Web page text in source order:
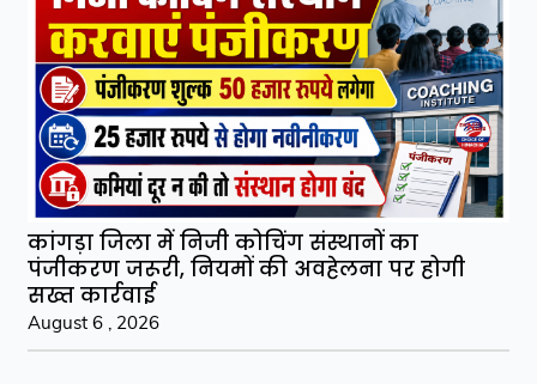
कांगड़ा जिला में निजी कोचिंग संस्थानों का
पंजीकरण जरूरी, नियमों की अवहेलना पर होगी
सख्त कार्रवाई
August 6 , 2026